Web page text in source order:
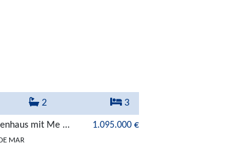
2 3
mit Me ... 1.095.000 €
MAR